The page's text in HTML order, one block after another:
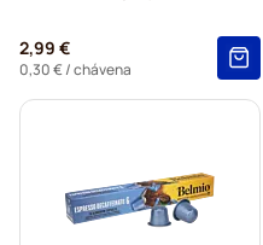
2,99 €
0,30 €/ chávena